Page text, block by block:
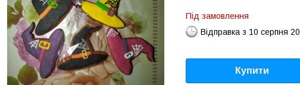
Під замовлення
Відправка з 10 серпня
Купити